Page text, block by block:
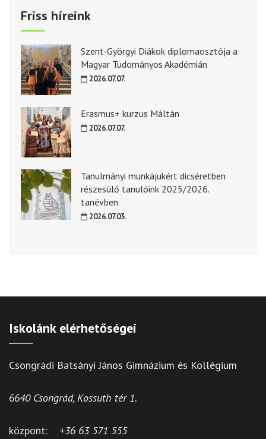
Friss híreink
Szent-Györgyi Diákok diplomaosztója a
Magyar Tudományos Akadémián
2026.07.07.
Erasmus+ kurzus Máltán
2026.07.07.
Tanulmányi munkájukért dicséretben
részesülő tanulóink 2025/2026.
tanévben
2026.07.03.
Iskolánk elérhetőségei
Csongrádi Batsányi János Gimnázium és Kollégium
6640 Csongrád, Kossuth tér 1.
központ: +36 63 571 555